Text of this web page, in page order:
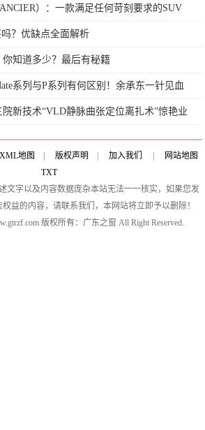
）：一款满足任何苛刻要求的SUV
？优缺点全面解析
知道多少？最后有秘籍
系列与P系列有何区别！余承东一针见血
院新技术“VLD静脉曲张定位离扎术”惊艳业
XML地图 版权声明 加入我们
网站地图
TXT
文字以及内容数据庞杂本站无法一一核实，如果您发
益的内容，请联系我们，本网站将立即予以删除！
版权所有：广东之窗 All Right Reserved.